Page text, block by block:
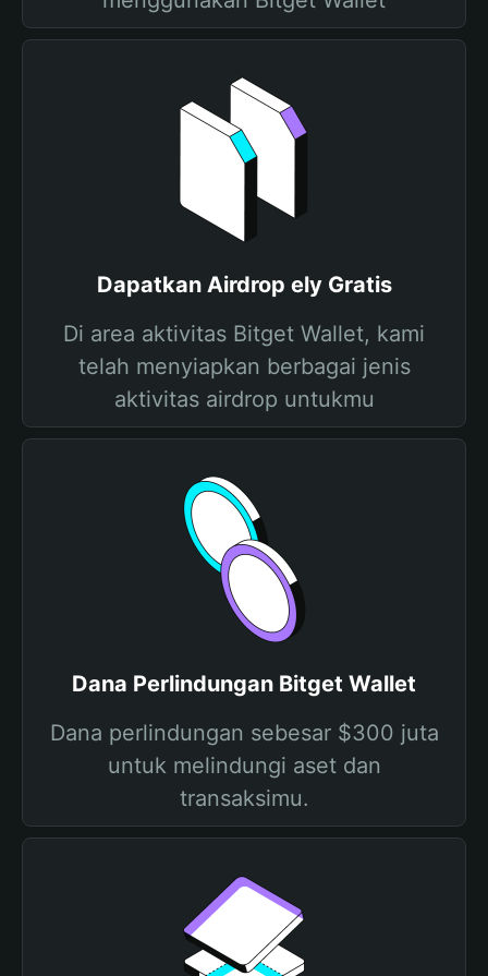
Dapatkan Airdrop ely Gratis
Di area aktivitas Bitget Wallet, kami
telah menyiapkan berbagai jenis
aktivitas airdrop untukmu
Dana Perlindungan Bitget Wallet
Dana perlindungan sebesar $300 juta
untuk melindungi aset dan
transaksimu.